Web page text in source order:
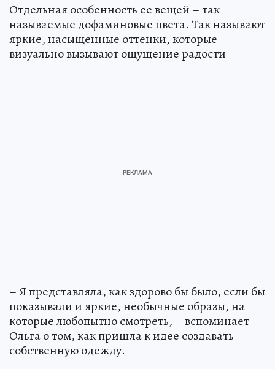
Отдельная особенность ее вещей – так
называемые дофаминовые цвета. Так называют
яркие, насыщенные оттенки, которые
визуально вызывают ощущение радости
– Я представляла, как здорово бы было, если бы
показывали и яркие, необычные образы, на
которые любопытно смотреть, – вспоминает
Ольга о том, как пришла к идее создавать
собственную одежду.